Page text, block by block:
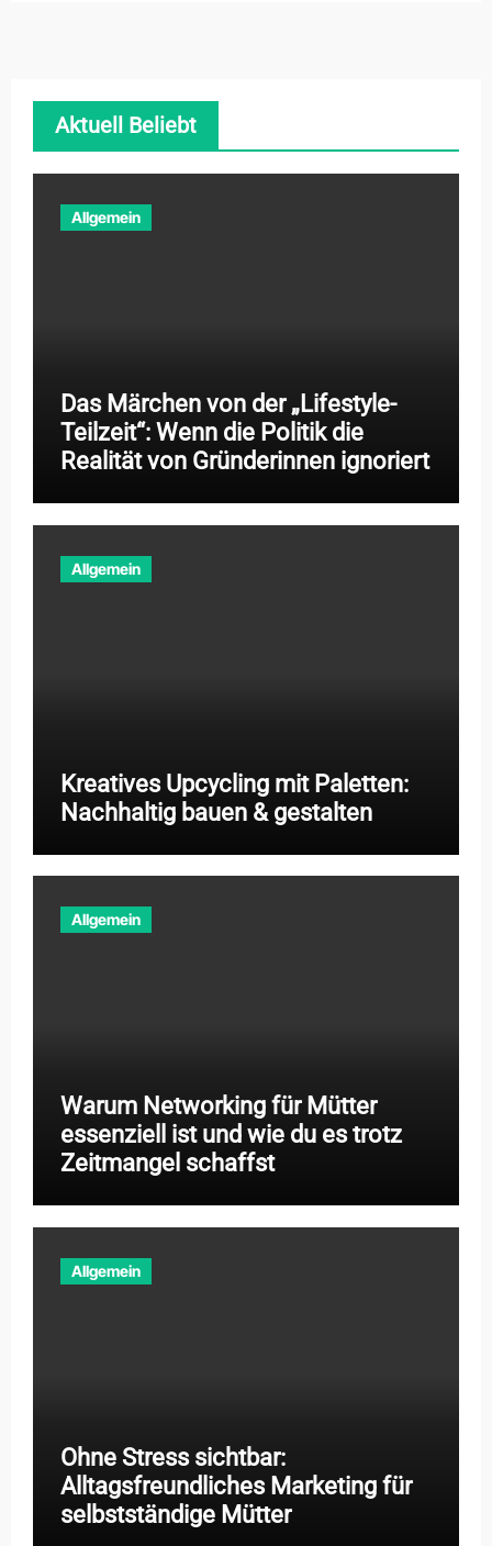
Aktuell Beliebt
Allgemein
Das Märchen von der „Lifestyle-
Teilzeit“: Wenn die Politik die
Realität von Gründerinnen ignoriert
Allgemein
Kreatives Upcycling mit Paletten:
Nachhaltig bauen & gestalten
Allgemein
Warum Networking für Mütter
essenziell ist und wie du es trotz
Zeitmangel schaffst
Allgemein
Ohne Stress sichtbar:
Alltagsfreundliches Marketing für
selbstständige Mütter